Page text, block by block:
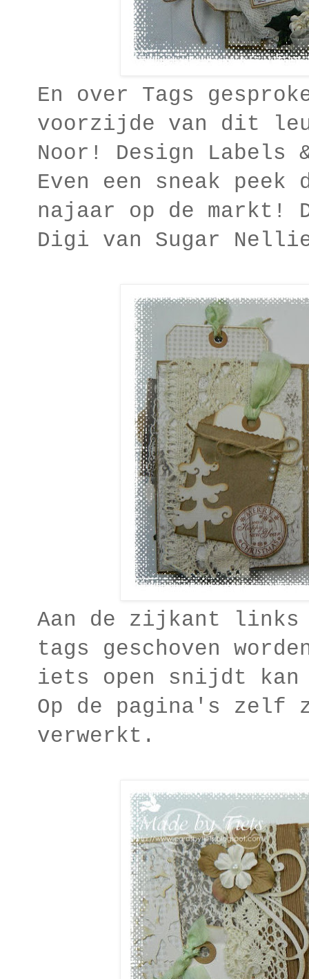
En over Tags
voorzijde van dit
Noor! Design Labels
Even een sneak
najaar op de markt!
Digi van Sugar
Aan de zijkant links
tags geschoven
iets open snijdt kan
Op de pagina's zelf
verwerkt.